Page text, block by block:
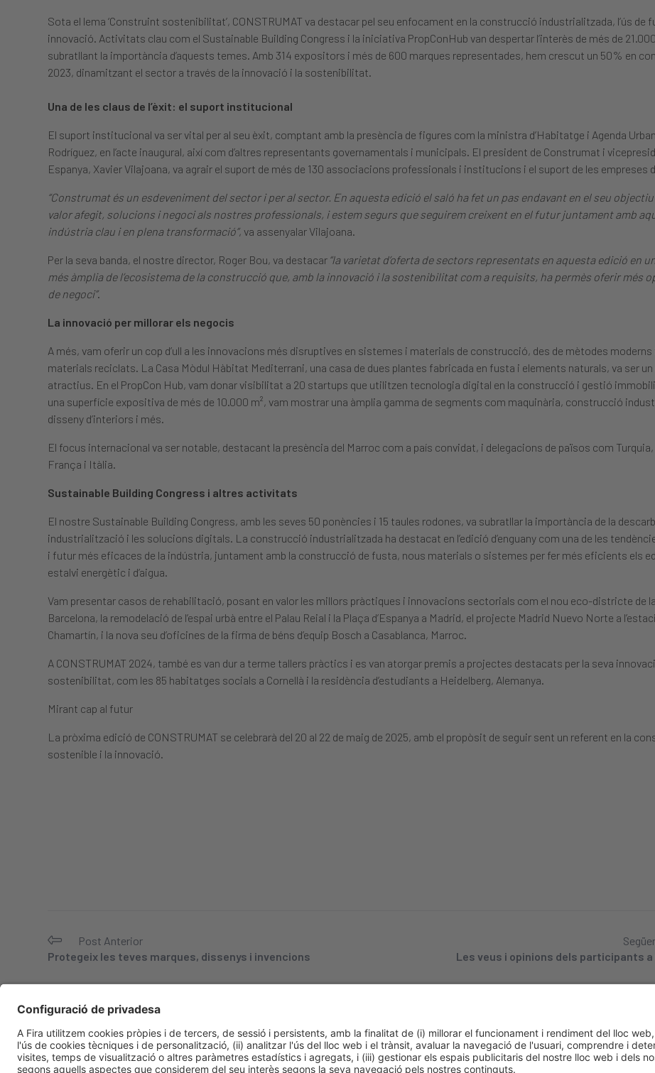
Sota el lema ‘Construint sostenibilitat’, CONSTRUMAT va destacar pel seu enfocament en la construcció industrialitzada, l’ús de
innovació. Activitats clau com el Sustainable Building Congress i la iniciativa PropConHub van despertar l’interès de més de
subratllant la importància d’aquests temes. Amb 314 expositors i més de 600 marques representades, hem crescut un 50% en
2023, dinamitzant el sector a través de la innovació i la sostenibilitat.
Una de les claus de l’èxit: el suport institucional
El suport institucional va ser vital per al seu èxit, comptant amb la presència de figures com la ministra d’Habitatge i Agenda
Rodríguez, en l’acte inaugural, així com d’altres representants governamentals i municipals. El president de Construmat i
Espanya, Xavier Vilajoana, va agrair el suport de més de 130 associacions professionals i institucions i el suport de les empreses
“Construmat és un esdeveniment del sector i per al sector. En aquesta edició el saló ha fet un pas endavant en el seu objectiu
valor afegit, solucions i negoci als nostres professionals, i estem segurs que seguirem creixent en el futur juntament amb
indústria clau i en plena transformació”, va assenyalar Vilajoana.
Per la seva banda, el nostre director, Roger Bou, va destacar “la varietat d’oferta de sectors representats en aquesta edició en
més àmplia de l’ecosistema de la construcció que, amb la innovació i la sostenibilitat com a requisits, ha permès oferir més
de negoci”.
La innovació per millorar els negocis
A més, vam oferir un cop d’ull a les innovacions més disruptives en sistemes i materials de construcció, des de mètodes
materials reciclats. La Casa Mòdul Hàbitat Mediterrani, una casa de dues plantes fabricada en fusta i elements naturals, va ser un
atractius. En el PropCon Hub, vam donar visibilitat a 20 startups que utilitzen tecnologia digital en la construcció i gestió
una superfície expositiva de més de 10.000 m², vam mostrar una àmplia gamma de segments com maquinària, construcció
disseny d’interiors i més.
El focus internacional va ser notable, destacant la presència del Marroc com a país convidat, i delegacions de països com Turquia,
França i Itàlia.
Sustainable Building Congress i altres activitats
El nostre Sustainable Building Congress, amb les seves 50 ponències i 15 taules rodones, va subratllar la importància de la
industrialització i les solucions digitals. La construcció industrialitzada ha destacat en l’edició d’enguany com una de les
i futur més eficaces de la indústria, juntament amb la construcció de fusta, nous materials o sistemes per fer més eficients els
estalvi energètic i d’aigua.
Vam presentar casos de rehabilitació, posant en valor les millors pràctiques i innovacions sectorials com el nou eco-districte de
Barcelona, la remodelació de l’espai urbà entre el Palau Reial i la Plaça d’Espanya a Madrid, el projecte Madrid Nuevo Norte a
Chamartín, i la nova seu d’oficines de la firma de béns d’equip Bosch a Casablanca, Marroc.
A CONSTRUMAT 2024, també es van dur a terme tallers pràctics i es van atorgar premis a projectes destacats per la seva
sostenibilitat, com les 85 habitatges socials a Cornellà i la residència d’estudiants a Heidelberg, Alemanya.
Mirant cap al futur
La pròxima edició de CONSTRUMAT se celebrarà del 20 al 22 de maig de 2025, amb el propòsit de seguir sent un referent en la
sostenible i la innovació.
Post Anterior
Protegeix les teves marques, dissenys i invencions
Les veus i opinions dels participants
Informació generalAvís legalPolítica de privacitatPolítica de cookies